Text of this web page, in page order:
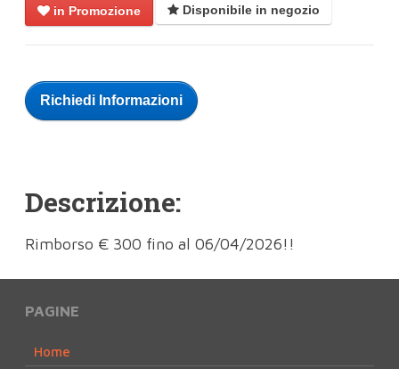
in Promozione Disponibile in negozio
Richiedi Informazioni
Descrizione:
Rimborso € 300 fino al 06/04/2026!!
PAGINE
Home